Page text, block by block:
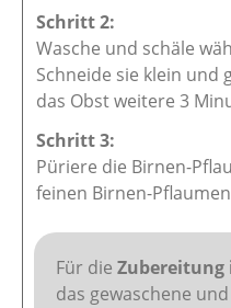
Wasche und schäle
Schneide sie klein und
das Obst weitere 3
Püriere die Birnen-
feinen Birnen-
Für die Zubereitung
das gewaschene